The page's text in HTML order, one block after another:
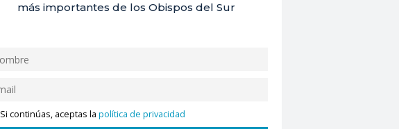
más importantes de los Obispos del Sur
Si continúas, aceptas lapolítica de privacidad